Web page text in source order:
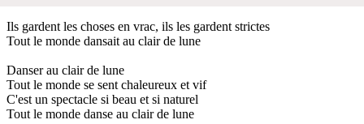
Ils gardent les choses en vrac, ils les gardent strictes
Tout le monde dansait au clair de lune
Danser au clair de lune
Tout le monde se sent chaleureux et vif
C'est un spectacle si beau et si naturel
Tout le monde danse au clair de lune